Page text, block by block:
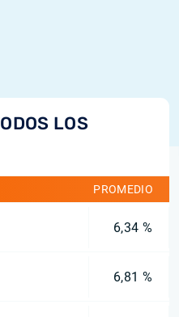
LOS
PROMEDIO
6,34 %
6,81 %